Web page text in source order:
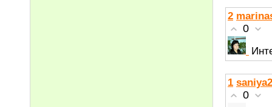
2
0
1
0